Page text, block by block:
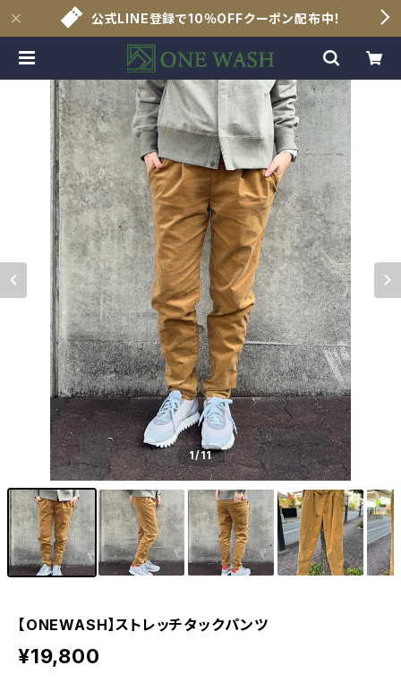
公式LINE登録で10％OFFクーポン配布中！
1/11
【ONEWASH】ストレッチタックパンツ
¥19,800